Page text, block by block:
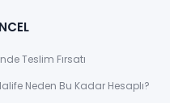
Teslim Fırsatı
Neden Bu Kadar Hesaplı?